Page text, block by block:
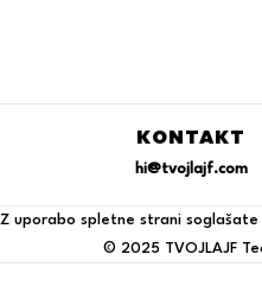
KONTAKT
hi@tvojlajf.com
Z uporabo spletne strani soglašate
© 2025 TVOJLAJF